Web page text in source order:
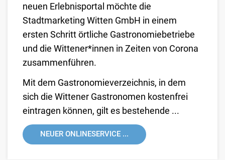
neuen Erlebnisportal möchte die
Stadtmarketing Witten GmbH in einem
ersten Schritt örtliche Gastronomiebetriebe
und die Wittener*innen in Zeiten von Corona
zusammenführen.
Mit dem Gastronomieverzeichnis, in dem
sich die Wittener Gastronomen kostenfrei
eintragen können, gilt es bestehende ...
NEUER ONLINESERVICE ...